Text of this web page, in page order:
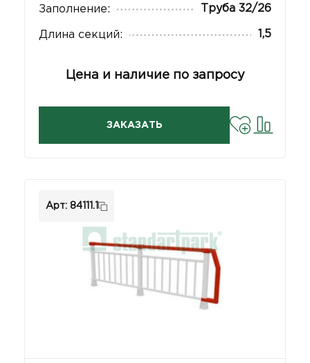
Заполнение: Труба 32/26
Длина секций: 1,5
Цена и наличие по запросу
ЗАКАЗАТЬ
Арт: 84111.1